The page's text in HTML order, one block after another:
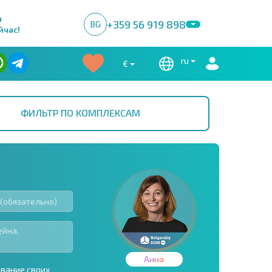
BG +359 56 919 898
€ ru
ФИЛЬТР ПО КОМПЛЕКСАМ
своих
Анна